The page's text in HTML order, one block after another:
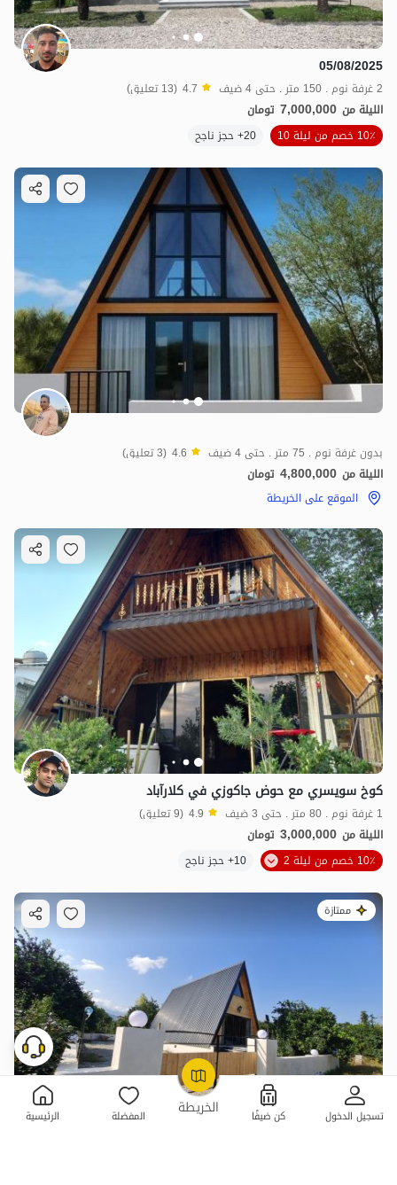
الخريطة تسجيل الدخول كن ضيفًا المفضلة الرئيسية
OpenStreetMap
05/08/2025
2 غرفة نوم . 150 متر . حتى 4 ضيف 4.7 (13 تعليق)
الليلة من 7,000,000 تومان
10٪ خصم من ليلة 10
20+ حجز ناجح
بدون غرفة نوم . 75 متر . حتى 4 ضيف 4.6 (3 تعليق)
الليلة من 4,800,000 تومان
الموقع على الخريطة
كوخ سويسري مع حوض جاكوزي في كلارآباد
1 غرفة نوم . 80 متر . حتى 3 ضيف 4.9 (9 تعليق)
الليلة من 3,000,000 تومان
10٪ خصم من ليلة 2
10+ حجز ناجح
ممتازة